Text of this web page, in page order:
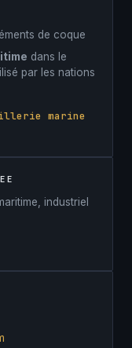
de coque
dans le
par les nations
marine
industriel